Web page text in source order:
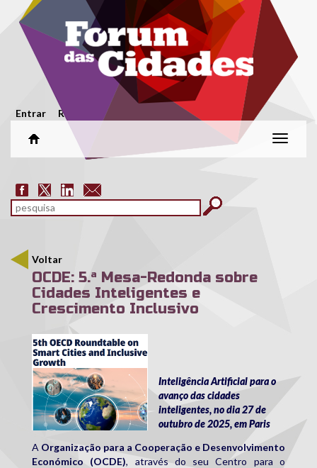
Passar para o conteúdo principal
Menu secundário
Entrar Registar
Alterar
Formulário de pesquisa
pesquisar
Voltar
OCDE: 5.ª Mesa-Redonda sobre
Cidades Inteligentes e
Crescimento Inclusivo
ocde.png
Inteligência Artificial para o
avanço das cidades
inteligentes, no dia 27 de
outubro de 2025, em Paris
A Organização para a Cooperação e Desenvolvimento
Económico (OCDE), através do seu Centro para o